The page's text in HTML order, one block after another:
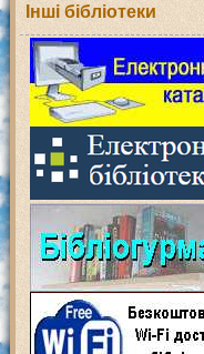
Інші бібліотеки